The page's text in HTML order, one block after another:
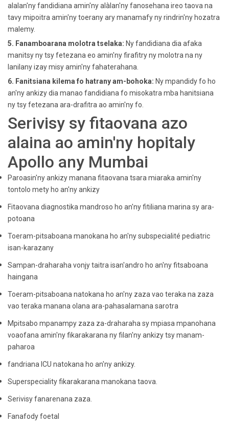
alalan'ny fandidiana amin'ny alàlan'ny fanosehana ireo taova na
tavy mipoitra amin'ny toerany ary manamafy ny rindrin'ny hozatra
malemy.
5. Fanamboarana molotra tselaka: Ny fandidiana dia afaka
manitsy ny tsy fetezana eo amin'ny firafitry ny molotra na ny
lanilany izay misy amin'ny fahaterahana.
6. Fanitsiana kilema fo hatrany am-bohoka: Ny mpandidy fo ho
an'ny ankizy dia manao fandidiana fo misokatra mba hanitsiana
ny tsy fetezana ara-drafitra ao amin'ny fo.
Serivisy sy fitaovana azo
alaina ao amin'ny hopitaly
Apollo any Mumbai
Paroasin'ny ankizy manana fitaovana tsara miaraka amin'ny
tontolo mety ho an'ny ankizy
Fitaovana diagnostika mandroso ho an'ny fitiliana marina sy ara-
potoana
Toeram-pitsaboana manokana ho an'ny subspecialité pediatric
isan-karazany
Sampan-draharaha vonjy taitra isan'andro ho an'ny fitsaboana
haingana
Toeram-pitsaboana natokana ho an'ny zaza vao teraka na zaza
vao teraka manana olana ara-pahasalamana sarotra
Mpitsabo mpanampy zaza za-draharaha sy mpiasa mpanohana
voaofana amin'ny fikarakarana ny filan'ny ankizy tsy manam-
paharoa
fandriana ICU natokana ho an'ny ankizy.
Superspeciality fikarakarana manokana taova.
Serivisy fanarenana zaza.
Fanafody foetal